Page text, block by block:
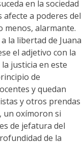
en la sociedad
afecte a poderes del
menos, alarmante.
la libertad de Juana
el adjetivo con la
justicia en este
de
y quedan
y otros prendas
un oxímoron si
de jefatura del
de la